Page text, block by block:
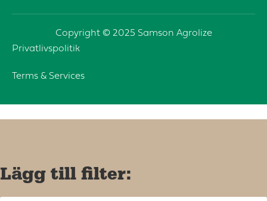
Copyright © 2025 Samson Agrolize
Privatlivspolitik
Terms & Services
Lägg till filter: